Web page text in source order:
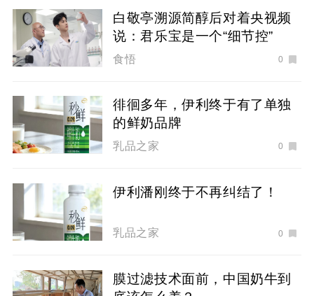
白敬亭溯源简醇后对着央视频
说：君乐宝是一个“细节控”
食悟 0
徘徊多年，伊利终于有了单独
的鲜奶品牌
乳品之家 0
伊利潘刚终于不再纠结了！
乳品之家 0
膜过滤技术面前，中国奶牛到